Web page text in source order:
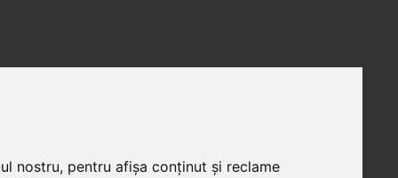
nostru, pentru afișa conținut și reclame